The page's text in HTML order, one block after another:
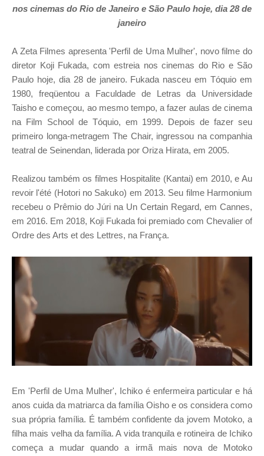
nos cinemas do Rio de Janeiro e São Paulo hoje, dia 28 de
janeiro
A Zeta Filmes apresenta 'Perfil de Uma Mulher', novo filme do
diretor Koji Fukada, com estreia nos cinemas do Rio e São
Paulo hoje, dia 28 de janeiro. Fukada nasceu em Tóquio em
1980, freqüentou a Faculdade de Letras da Universidade
Taisho e começou, ao mesmo tempo, a fazer aulas de cinema
na Film School de Tóquio, em 1999. Depois de fazer seu
primeiro longa-metragem The Chair, ingressou na companhia
teatral de Seinendan, liderada por Oriza Hirata, em 2005.
Realizou também os filmes Hospitalite (Kantai) em 2010, e Au
revoir l'été (Hotori no Sakuko) em 2013. Seu filme Harmonium
recebeu o Prêmio do Júri na Un Certain Regard, em Cannes,
em 2016. Em 2018, Koji Fukada foi premiado com Chevalier of
Ordre des Arts et des Lettres, na França.
Em 'Perfil de Uma Mulher', Ichiko é enfermeira particular e há
anos cuida da matriarca da família Oisho e os considera como
sua própria família. É também confidente da jovem Motoko, a
filha mais velha da família. A vida tranquila e rotineira de Ichiko
começa a mudar quando a irmã mais nova de Motoko